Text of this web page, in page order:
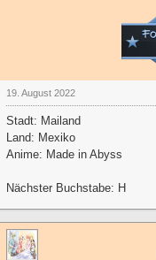
19. August 2022
Stadt: Mailand
Land: Mexiko
Anime: Made in Abyss
Nächster Buchstabe: H